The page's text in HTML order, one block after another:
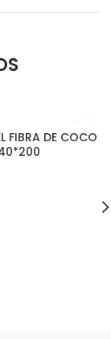
FIBRA DE COCO